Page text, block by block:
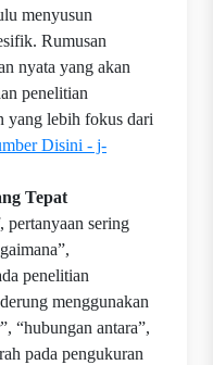
menyusun
Rumusan
nyata yang akan
penelitian
yang lebih fokus dari
Disini - j-
Tepat
sering
penelitian
menggunakan
“hubungan antara”,
pada pengukuran